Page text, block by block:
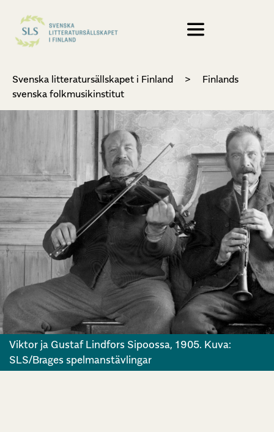
Svenska litteratursällskapet i Finland >
Finlands
svenska folkmusikinstitut
Viktor ja Gustaf Lindfors Sipoossa, 1905. Kuva:
SLS/Brages spelmanstävlingar